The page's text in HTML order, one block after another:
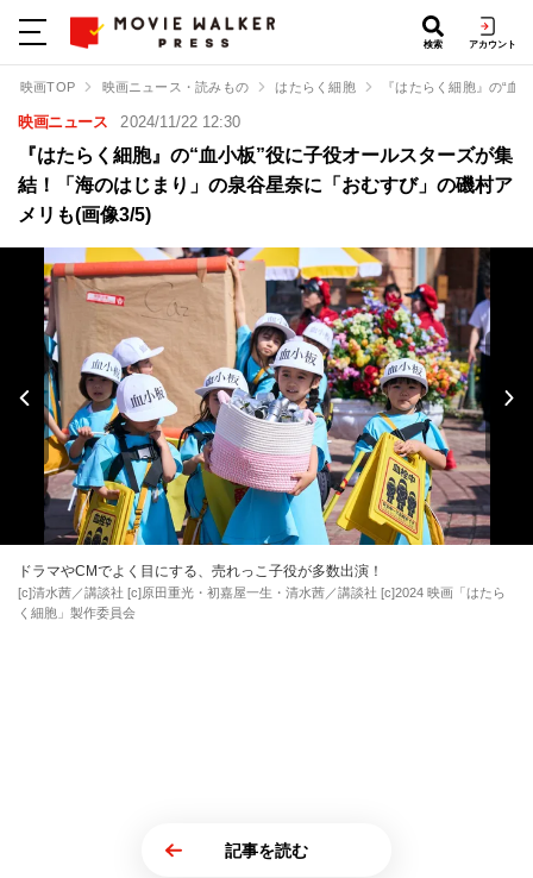
検索 アカウント
映画TOP 映画ニュース・読みもの はたらく細胞 『はたらく細胞』の“血
映画ニュース 2024/11/22 12:30
『はたらく細胞』の“血小板”役に子役オールスターズが集
結！「海のはじまり」の泉谷星奈に「おむすび」の磯村ア
メリも(画像3/5)
ドラマやCMでよく目にする、売れっこ子役が多数出演！
[c]清水茜／講談社 [c]原田重光・初嘉屋一生・清水茜／講談社 [c]2024 映画「はたら
く細胞」製作委員会
記事を読む